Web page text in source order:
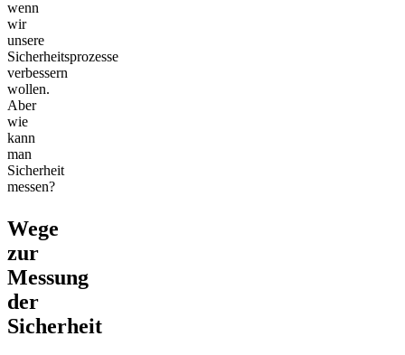
wenn
wir
unsere
Sicherheitsprozesse
verbessern
wollen.
Aber
wie
kann
man
Sicherheit
messen?
Wege
zur
Messung
der
Sicherheit